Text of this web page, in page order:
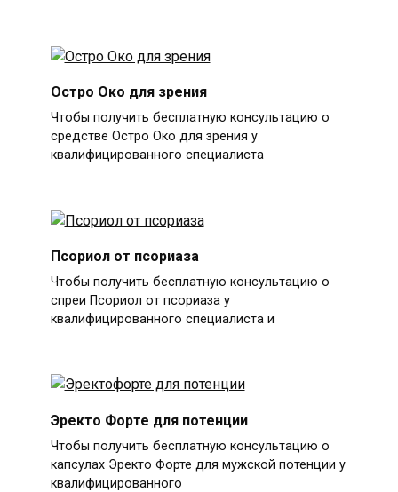
Остро Око для зрения
Чтобы получить бесплатную консультацию о
средстве Остро Око для зрения у
квалифицированного специалиста
Псориол от псориаза
Чтобы получить бесплатную консультацию о
спреи Псориол от псориаза у
квалифицированного специалиста и
Эректо Форте для потенции
Чтобы получить бесплатную консультацию о
капсулах Эректо Форте для мужской потенции у
квалифицированного